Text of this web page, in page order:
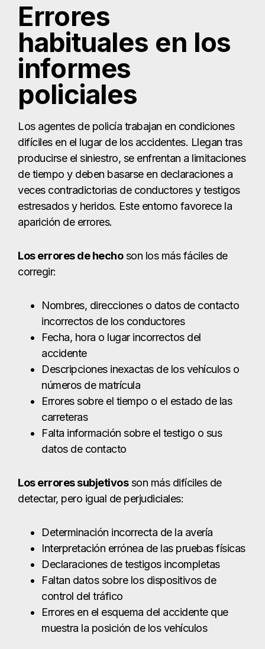
Errores
habituales en los
informes
policiales
Los agentes de policía trabajan en condiciones
difíciles en el lugar de los accidentes. Llegan tras
producirse el siniestro, se enfrentan a limitaciones
de tiempo y deben basarse en declaraciones a
veces contradictorias de conductores y testigos
estresados y heridos. Este entorno favorece la
aparición de errores.
Los errores de hechoson los más fáciles de
corregir:
Nombres, direcciones o datos de contacto
incorrectos de los conductores
Fecha, hora o lugar incorrectos del
accidente
Descripciones inexactas de los vehículos o
números de matrícula
Errores sobre el tiempo o el estado de las
carreteras
Falta información sobre el testigo o sus
datos de contacto
Los errores subjetivosson más difíciles de
detectar, pero igual de perjudiciales:
Determinación incorrecta de la avería
Interpretación errónea de las pruebas físicas
Declaraciones de testigos incompletas
Faltan datos sobre los dispositivos de
control del tráfico
Errores en el esquema del accidente que
muestra la posición de los vehículos